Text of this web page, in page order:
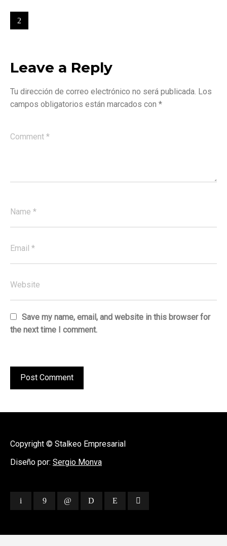
Leave a Reply
Tu dirección de correo electrónico no será publicada. Los
campos obligatorios están marcados con *
Save my name, email, and website in this browser for
the next time I comment.
Copyright © Stalkeo Empresarial
Diseño por: Sergio Monva